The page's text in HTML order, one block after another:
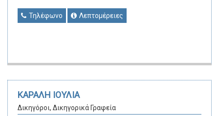
Τηλέφωνο Λεπτομέρειες
ΚΑΡΑΛΗ ΙΟΥΛΙΑ
Δικηγόροι, Δικηγορικά Γραφεία